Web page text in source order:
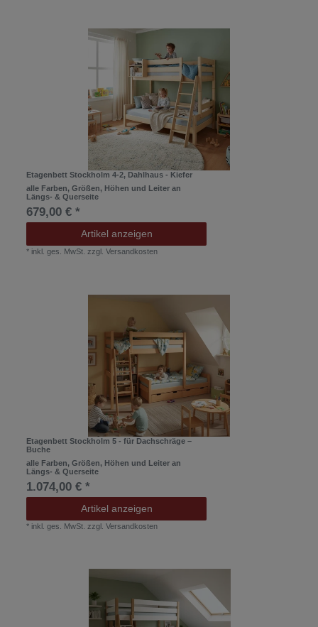
Etagenbett Stockholm 4-2, Dahlhaus - Kiefer
alle Farben, Größen, Höhen und Leiter an
Längs- & Querseite
679,00 € *
Artikel anzeigen
* inkl. ges. MwSt. zzgl.Versandkosten
Etagenbett Stockholm 5 - für Dachschräge –
Buche
alle Farben, Größen, Höhen und Leiter an
Längs- & Querseite
1.074,00 € *
Artikel anzeigen
* inkl. ges. MwSt. zzgl.Versandkosten